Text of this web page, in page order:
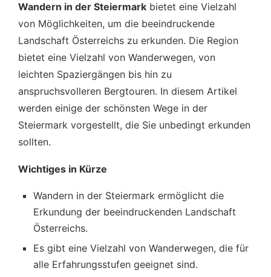
Wandern in der Steiermark bietet eine Vielzahl
von Möglichkeiten, um die beeindruckende
Landschaft Österreichs zu erkunden. Die Region
bietet eine Vielzahl von Wanderwegen, von
leichten Spaziergängen bis hin zu
anspruchsvolleren Bergtouren. In diesem Artikel
werden einige der schönsten Wege in der
Steiermark vorgestellt, die Sie unbedingt erkunden
sollten.
Wichtiges in Kürze
Wandern in der Steiermark ermöglicht die
Erkundung der beeindruckenden Landschaft
Österreichs.
Es gibt eine Vielzahl von Wanderwegen, die für
alle Erfahrungsstufen geeignet sind.